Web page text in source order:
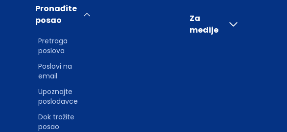
Pronađite
posao
Pretraga
poslova
Poslovi na
email
Upoznajte
poslodavce
Dok tražite
posao
Za
medije